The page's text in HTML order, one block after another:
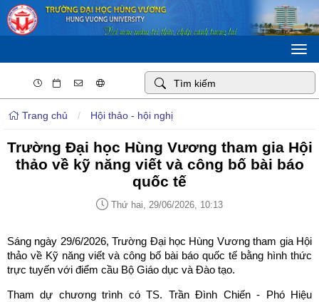
Trang chủ / Hội thảo - hội nghị
Trường Đại học Hùng Vương tham gia Hội
thảo về kỹ năng viết và công bố bài báo
quốc tế
Thứ hai, 29/06/2026, 10:13
Sáng ngày 29/6/2026, Trường Đại học Hùng Vương tham gia Hội
thảo về Kỹ năng viết và công bố bài báo quốc tế bằng hình thức
trực tuyến với điểm cầu Bộ Giáo dục và Đào tạo.
Tham dự chương trình có TS. Trần Đình Chiến - Phó Hiệu